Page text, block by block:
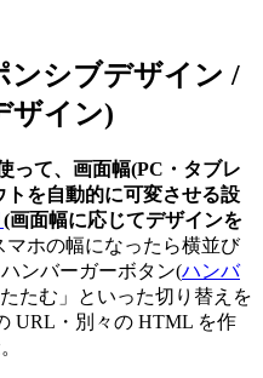
ンシブデザイン /
ザイン)
って、画面幅(PC・タブレ
を自動的に可変させる設
(画面幅に応じてデザインを
マホの幅になったら横並び
ンバーガーボタン(ハンバ
たむ」といった切り替えを
URL・別々の HTML を作